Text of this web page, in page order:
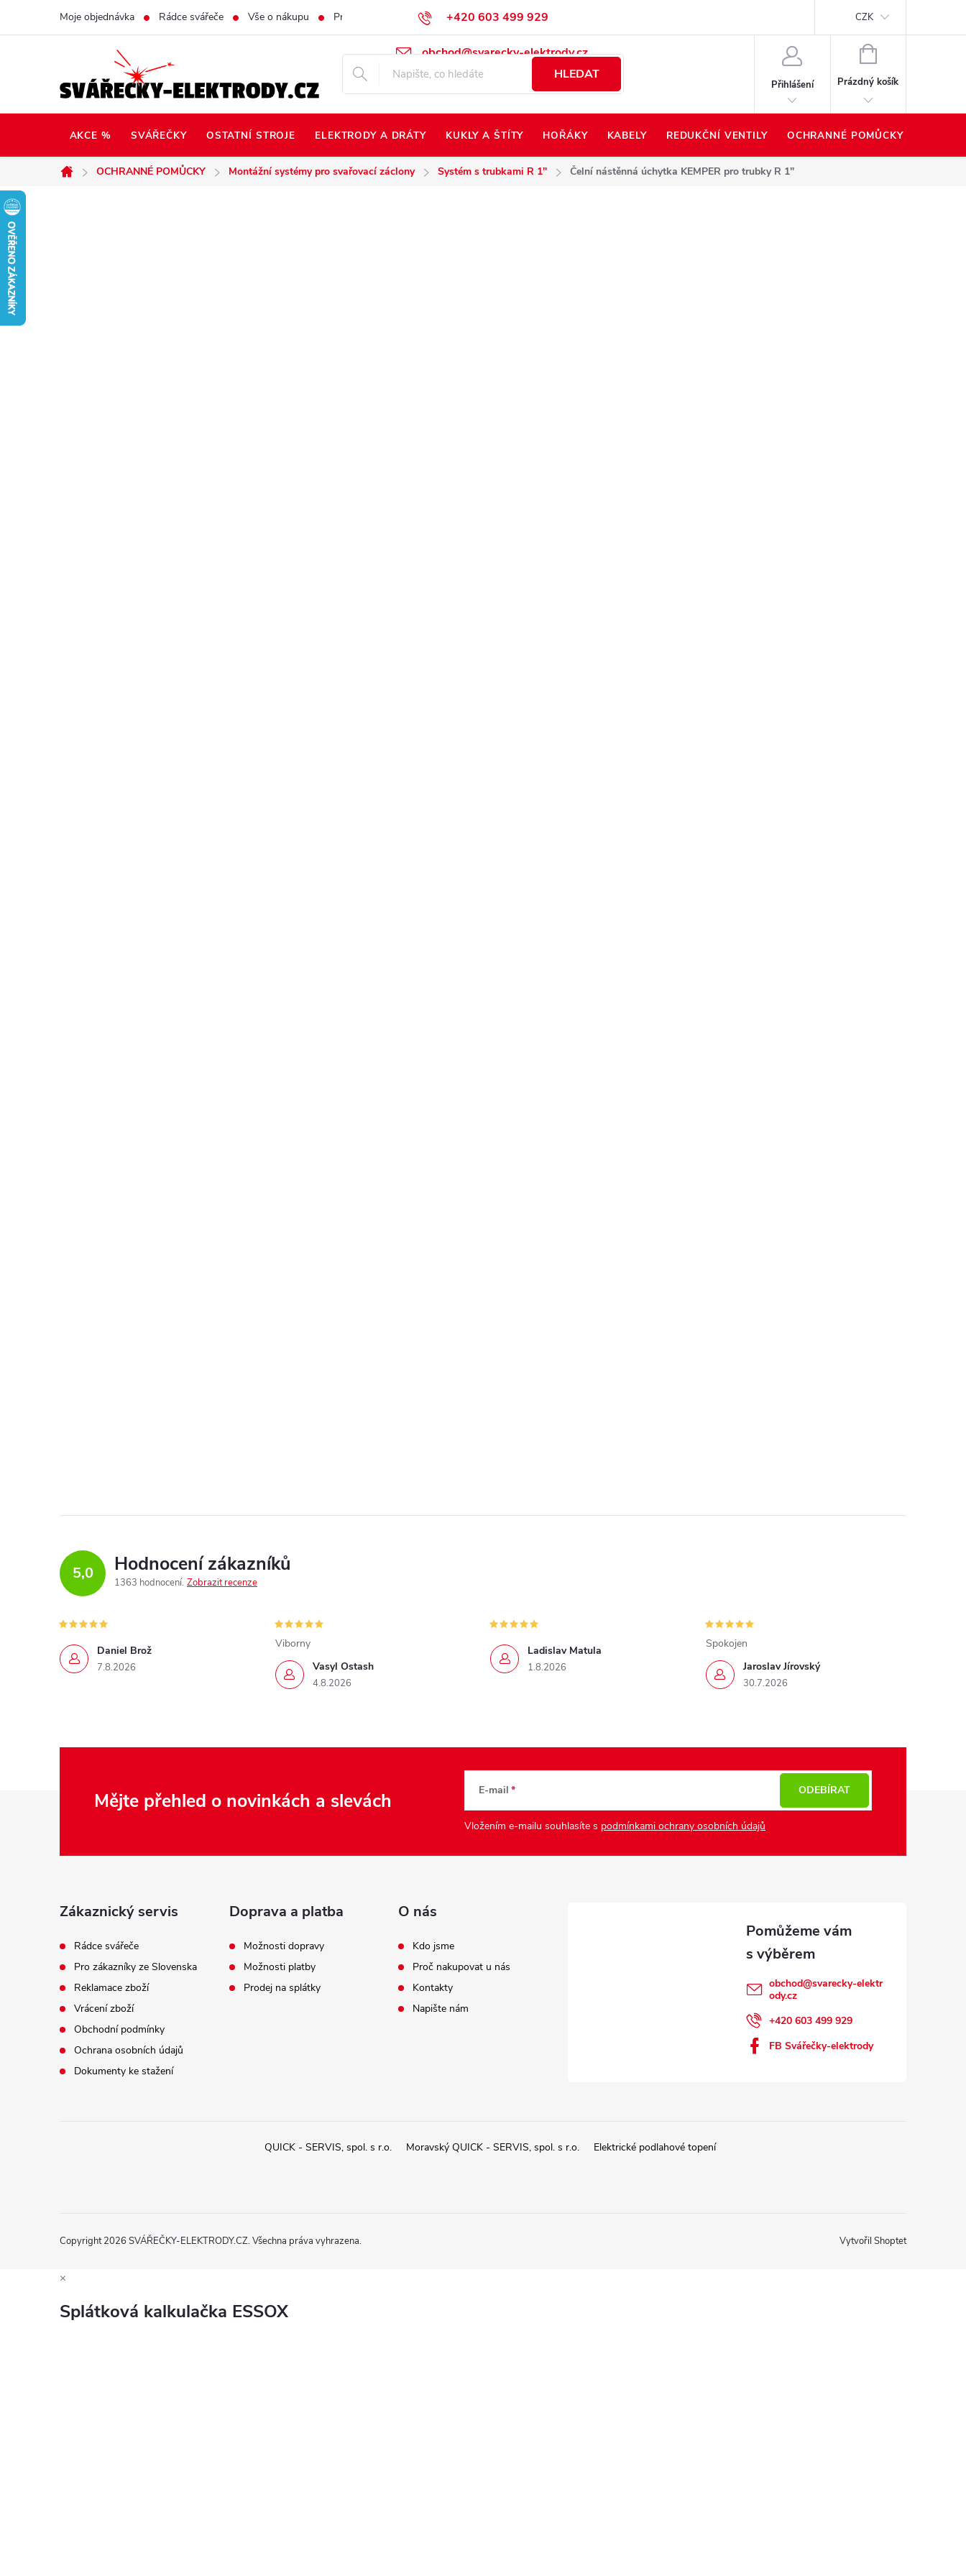
+420 603 499 929
obchod@svarecky-elektrody.cz
Moje objednávka Rádce svářeče Vše o nákupu Prodej na Slovensko Napište nám Kontakty Hodnocení obchodu
CZK
HLEDAT
Přihlášení
NÁKUPNÍ
KOŠÍK
Prázdný košík
AKCE % SVÁŘEČKY OSTATNÍ STROJE ELEKTRODY A DRÁTY KUKLY A ŠTÍTY HOŘÁKY KABELY REDUKČNÍ VENTILY OCHRANNÉ POMŮCKY
Domů
OCHRANNÉ POMŮCKY Montážní systémy pro svařovací záclony Systém s trubkami R 1" Čelní nástěnná úchytka KEMPER pro trubky R 1"
5,0 Hodnocení zákazníků
1363 hodnocení Zobrazit recenze
Daniel Brož
7.8.2026 Vasyl Ostash
4.8.2026
Viborny
Ladislav Matula
1.8.2026 Jaroslav Jírovský
30.7.2026
Spokojen
Mějte přehled o novinkách a slevách E-mail
Vložením e-mailu souhlasíte s podmínkami ochrany osobních údajů
ODEBÍRAT
Zákaznický servis
Rádce svářeče
Pro zákazníky ze Slovenska
Reklamace zboží
Vrácení zboží
Obchodní podmínky
Ochrana osobních údajů
Dokumenty ke stažení
Doprava a platba
Možnosti dopravy
Možnosti platby
Prodej na splátky
O nás
Kdo jsme
Proč nakupovat u nás
Kontakty
Napište nám
obchod@svarecky-elektr
ody.cz
+420 603 499 929
FB Svářečky-elektrody
QUICK - SERVIS, spol. s r.o. Moravský QUICK - SERVIS, spol. s r.o. Elektrické podlahové topení
Vytvořil Shoptet
Copyright 2026 SVÁŘEČKY-ELEKTRODY.CZ. Všechna práva vyhrazena.
×
Splátková kalkulačka ESSOX